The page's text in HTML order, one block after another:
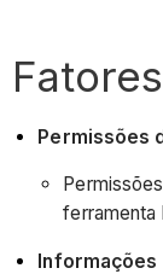
Permissões
ferramenta
Informações